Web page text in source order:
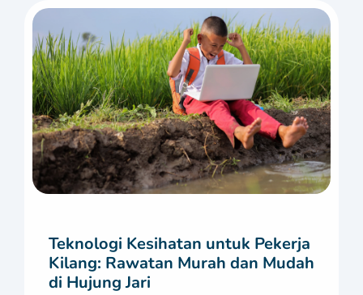
Teknologi Kesihatan untuk Pekerja
Kilang: Rawatan Murah dan Mudah
di Hujung Jari